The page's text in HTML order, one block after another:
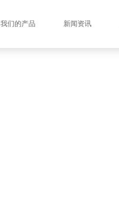
我们的产品 新闻资讯